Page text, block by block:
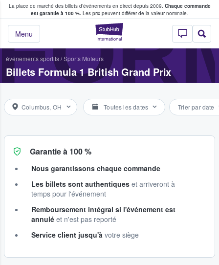
La place de marché des billets d’événements en direct depuis 2009. Chaque commande
est garantie à 100 %. Les prix peuvent différer de la valeur nominale.
StubHub - Où
Menu
fans achètent et vendent des billets
événements sportifs/Sports Moteurs
Billets Formula 1 British Grand Prix
Columbus, OH Toutes les dates Trier par date
Garantie à 100 %
Nous garantissons chaque commande
Les billets sont authentiques et arriveront à
temps pour l'événement
Remboursement intégral si l'événement est
annulé et n'est pas reporté
Service client jusqu'à votre siège